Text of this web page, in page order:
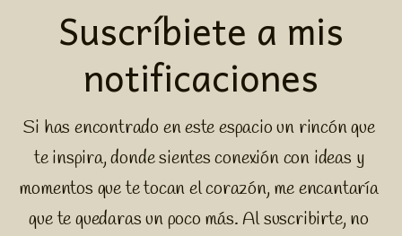
Suscríbiete a mis
notificaciones
Si has encontrado en este espacio un rincón que
te inspira, donde sientes conexión con ideas y
momentos que te tocan el corazón, me encantaría
que te quedaras un poco más. Al suscribirte, no